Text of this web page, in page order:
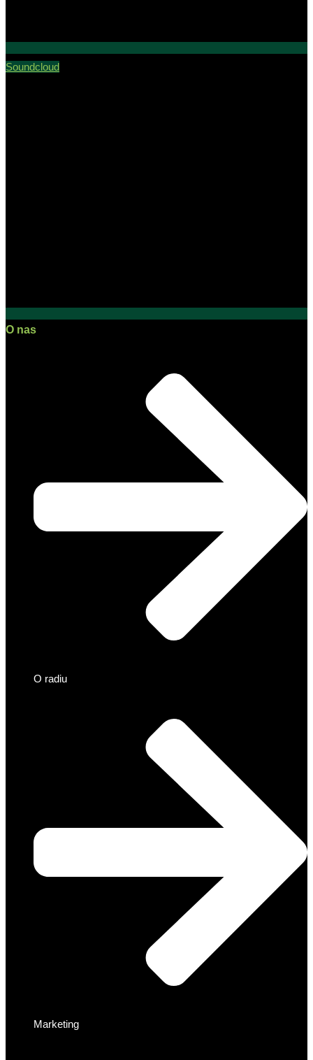
Soundcloud
O nas
O radiu
Marketing